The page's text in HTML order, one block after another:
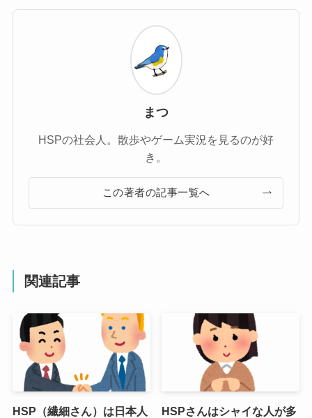
まつ
HSPの社会人。散歩やゲーム実況を見るのが好
き。
この著者の記事一覧へ
関連記事
HSP（繊細さん）は日本人
HSPさんはシャイな人が多